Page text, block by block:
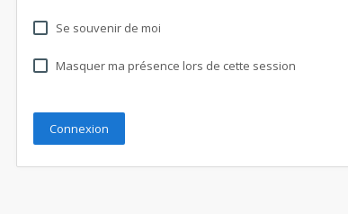
Se souvenir de moi
Masquer ma présence lors de cette session